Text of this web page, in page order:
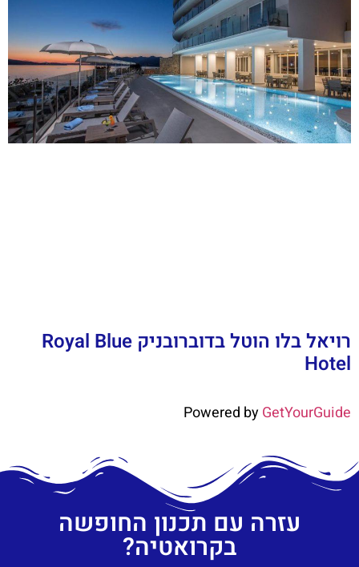
רויאל בלו הוטל בדוברובניק Royal Blue
Hotel
Powered byGetYourGuide
עזרה עם תכנון החופשה
בקרואטיה?